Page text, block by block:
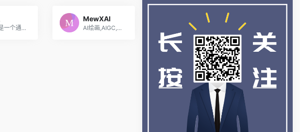
通义是一个通情、达义的国产AI模型，可以帮你解答问题、文档阅读、联网搜索并写作总结，最多支持1000万字的文档速读。通义tongyi.ai_你的全能AI助手
MewXAI
AI绘画,AIGC,创造属于你的绘画。聚合了AI视频、AI头像、AI壁纸、AI艺术字、可控AI绘画等功能, 打造下一代AI绘画创作平台。